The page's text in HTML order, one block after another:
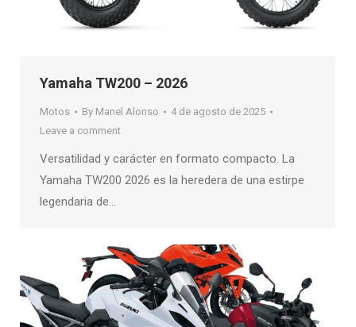
Yamaha TW200 – 2026
Motos By Manel Alonso
4 de agosto de 2025
Leave a comment
Versatilidad y carácter en formato compacto. La
Yamaha TW200 2026 es la heredera de una estirpe
legendaria de…